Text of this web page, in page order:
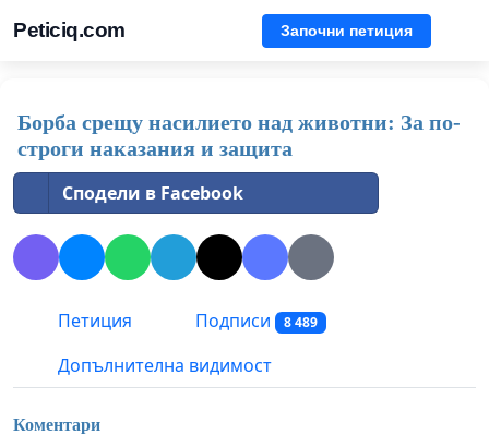
Peticiq.com Започни петиция
Борба срещу насилието над животни: За по-
строги наказания и защита
Сподели в Facebook
Петиция Подписи 8 489
Допълнителна видимост
Коментари